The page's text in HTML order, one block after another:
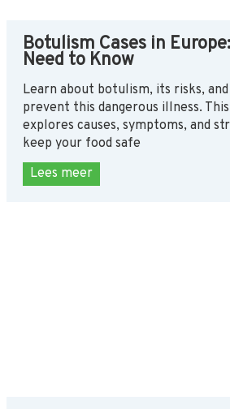
Botulism Cases in
Need to Know
Learn about botulism, its risks,
prevent this dangerous illness.
explores causes, symptoms, and
keep your food safe
Lees meer